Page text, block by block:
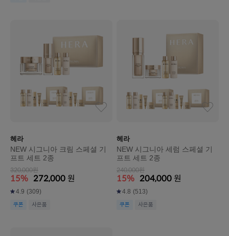
헤라
NEW 시그니아 크림 스페셜 기
프트 세트 2종
320,000원
15% 272,000 원
4.9 (309)
쿠폰 사은품
헤라
NEW 시그니아 세럼 스페셜 기
프트 세트 2종
240,000원
15% 204,000 원
4.8 (513)
쿠폰 사은품